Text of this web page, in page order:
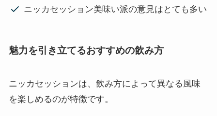
ニッカセッション美味い派の意見はとても多い
魅力を引き立てるおすすめの飲み方
ニッカセッションは、飲み方によって異なる風味
を楽しめるのが特徴です。